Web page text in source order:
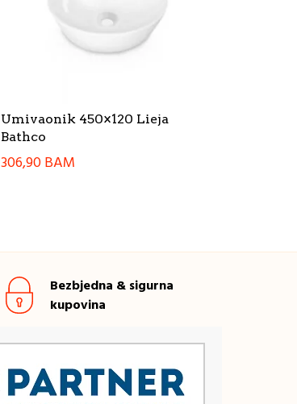
Umivaonik 450×120 Lieja
Bathco
306,90BAM
Bezbjedna & sigurna
kupovina